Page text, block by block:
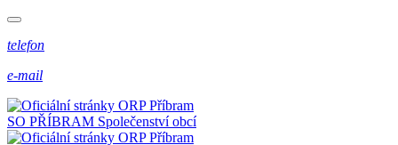
telefon
e-mail
SO PŘÍBRAM Společenství obcí